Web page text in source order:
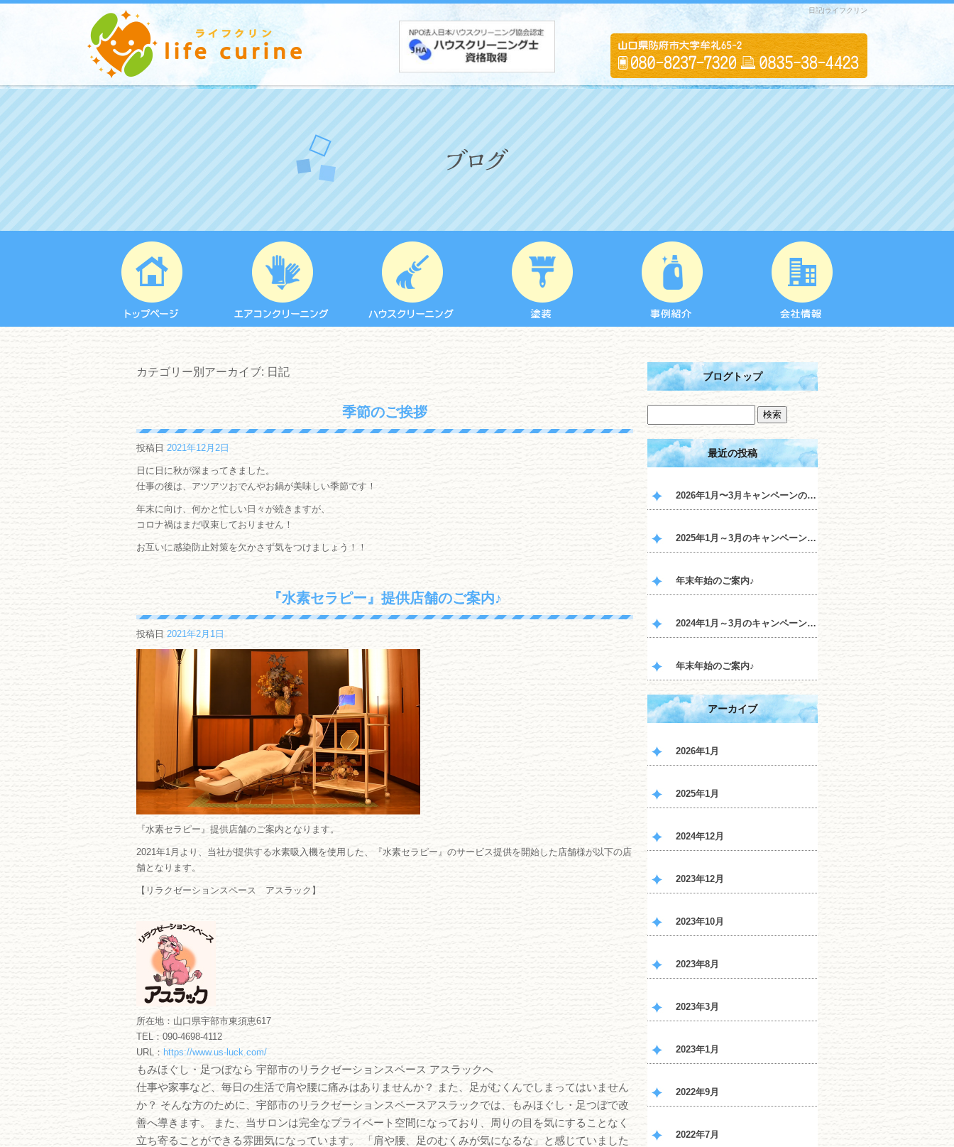
日記|ライフクリン
カテゴリー別アーカイブ: 日記
季節のご挨拶
投稿日 2021年12月2日
日に日に秋が深まってきました。
仕事の後は、アツアツおでんやお鍋が美味しい季節です！
年末に向け、何かと忙しい日々が続きますが、
コロナ禍はまだ収束しておりません！
お互いに感染防止対策を欠かさず気をつけましょう！！
『水素セラピー』提供店舗のご案内♪
投稿日 2021年2月1日
『水素セラピー』提供店舗のご案内となります。
2021年1月より、当社が提供する水素吸入機を使用した、『水素セラピー』のサービス提供を開始した店舗様が以下の店
舗となります。
【リラクゼーションスペース アスラック】
所在地：山口県宇部市東須恵617
TEL：090-4698-4112
URL： https://www.us-luck.com/
もみほぐし・足つぼなら 宇部市のリラクゼーションスペース アスラックへ
仕事や家事など、毎日の生活で肩や腰に痛みはありませんか？ また、足がむくんでしまってはいません
か？ そんな方のために、宇部市のリラクゼーションスペースアスラックでは、もみほぐし・足つぼで改
善へ導きます。 また、当サロンは完全なプライベート空間になっており、周りの目を気にすることなく
立ち寄ることができる雰囲気になっています。 「肩や腰、足のむくみが気になるな」と感じていました
ブログトップ
最近の投稿
2026年1月〜3月キャンペーンのご案内♪
2025年1月～3月のキャンペーンのご案内♪
年末年始のご案内♪
2024年1月～3月のキャンペーンのご案内♪
年末年始のご案内♪
アーカイブ
2026年1月
2025年1月
2024年12月
2023年12月
2023年10月
2023年8月
2023年3月
2023年1月
2022年9月
2022年7月